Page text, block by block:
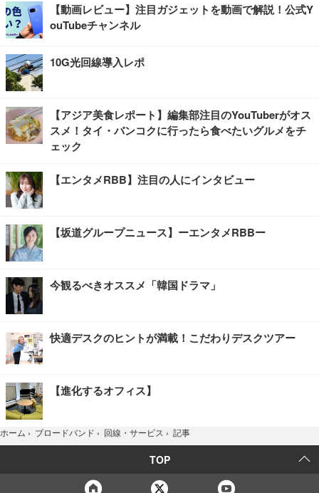
【動画レビュー】注目ガジェットを動画で解説！公式Y
ouTubeチャンネル
10G光回線導入レポ
【アジア美食レポート】編集部注目のYouTuberがオス
スメ！タイ・バンコクに行ったら食べたいグルメをチ
ェック
【エンタメRBB】注目の人にインタビュー
【坂道グループニュース】ーエンタメRBBー
今観るべきオススメ「韓国ドラマ」
快適デスクのヒントが満載！こだわりデスクツアー
【進化するオフィス】
ホーム › ブロードバンド › 回線・サービス › 記事
TOP